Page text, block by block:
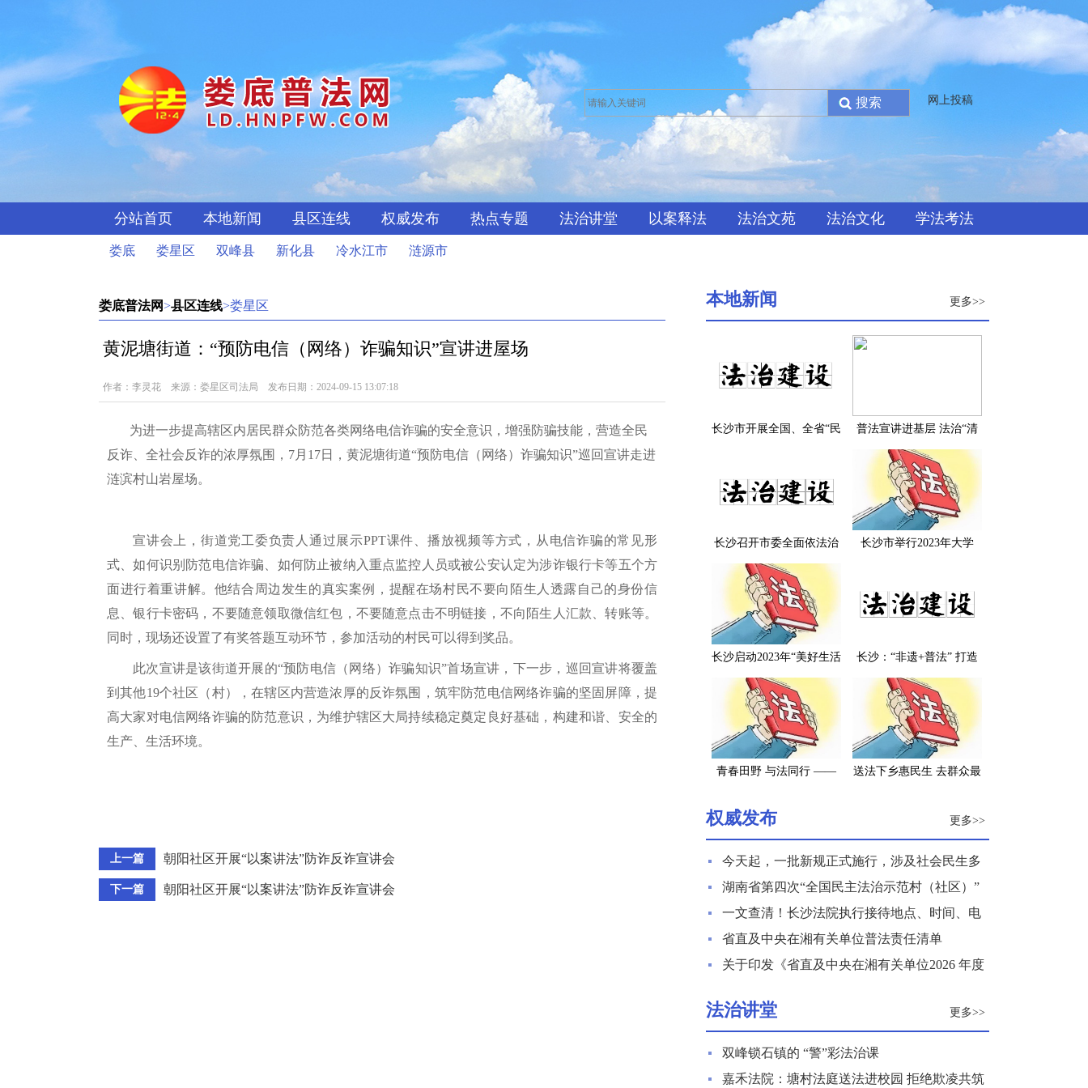
网上投稿
分站首页 本地新闻 县区连线 权威发布 热点专题 法治讲堂 以案释法 法治文苑 法治文化 学法考法
娄底 娄星区 双峰县 新化县 冷水江市 涟源市
娄底普法网>县区连线>娄星区
黄泥塘街道：“预防电信（网络）诈骗知识”宣讲进屋场
作者：李灵花 来源：娄星区司法局 发布日期：2024-09-15 13:07:18
为进一步提高辖区内居民群众防范各类网络电信诈骗的安全意识，增强防骗技能，营造全民
反诈、全社会反诈的浓厚氛围，7月17日，黄泥塘街道“预防电信（网络）诈骗知识”巡回宣讲走进
涟滨村山岩屋场。
宣讲会上，街道党工委负责人通过展示PPT课件、播放视频等方式，从电信诈骗的常见形
式、如何识别防范电信诈骗、如何防止被纳入重点监控人员或被公安认定为涉诈银行卡等五个方
面进行着重讲解。他结合周边发生的真实案例，提醒在场村民不要向陌生人透露自己的身份信
息、银行卡密码，不要随意领取微信红包，不要随意点击不明链接，不向陌生人汇款、转账等。
同时，现场还设置了有奖答题互动环节，参加活动的村民可以得到奖品。
此次宣讲是该街道开展的“预防电信（网络）诈骗知识”首场宣讲，下一步，巡回宣讲将覆盖
到其他19个社区（村），在辖区内营造浓厚的反诈氛围，筑牢防范电信网络诈骗的坚固屏障，提
高大家对电信网络诈骗的防范意识，为维护辖区大局持续稳定奠定良好基础，构建和谐、安全的
生产、生活环境。
上一篇 朝阳社区开展“以案讲法”防诈反诈宣讲会
下一篇 朝阳社区开展“以案讲法”防诈反诈宣讲会
本地新闻 更多>>
长沙市开展全国、全省“民
普法宣讲进基层 法治“清
风”引清凉 ——长沙市司
法局扎实推进“送法进基
层”法治宣讲活动
长沙召开市委全面依法治
市委员会守法普法协调小
组暨全市“八五”普法中期
评估验收调度会
长沙市举行2023年大学
长沙启动2023年“美好生活
·民法典相伴”主题宣传
暨“送法进基层”法治宣讲
活动
长沙：“非遗+普法” 打造
法治文化新品牌
青春田野 与法同行 ——
假“送法下乡”活动纪实
送法下乡惠民生 去群众最
权威发布 更多>>
今天起，一批新规正式施行，涉及社会民生多
个领域
湖南省第四次“全国民主法治示范村（社区）”
复核结果公示
一文查清！长沙法院执行接待地点、时间、电
话来了
省直及中央在湘有关单位普法责任清单
关于印发《省直及中央在湘有关单位2026 年度
法治讲堂 更多>>
双峰锁石镇的 “警”彩法治课
嘉禾法院：塘村法庭送法进校园 拒绝欺凌共筑